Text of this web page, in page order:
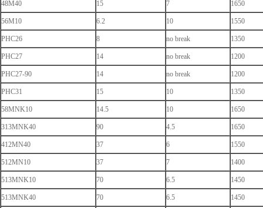
48M40 15 7 1650
56M10 6.2 10 1550
PHC26 8 no break 1350
PHC27 14 no break 1200
PHC27-90 14 no break 1200
PHC31 15 10 1350
58MNK10 14.5 10 1650
313MNK40 90 4.5 1650
412MN40 37 6 1550
512MN10 37 7 1400
513MNK10 70 6.5 1450
513MNK40 70 6.5 1450